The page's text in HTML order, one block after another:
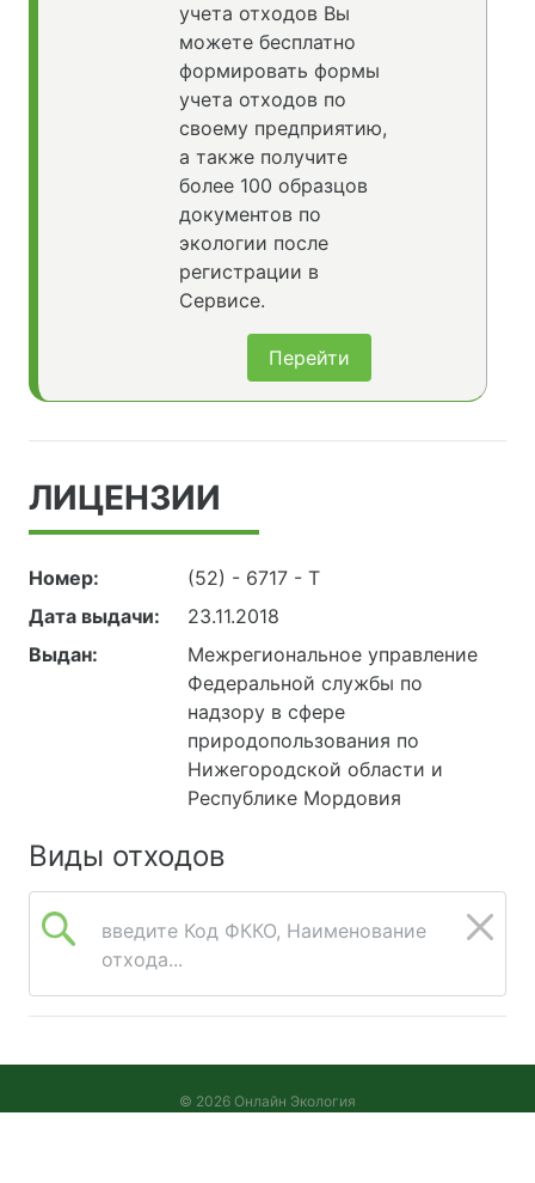
учета отходов Вы
можете бесплатно
формировать формы
учета отходов по
своему предприятию,
а также получите
более 100 образцов
документов по
экологии после
регистрации в
Сервисе.
Перейти
ЛИЦЕНЗИИ
Номер:
(52) - 6717 - Т
Дата выдачи:
23.11.2018
Выдан:
Межрегиональное управление
Федеральной службы по
надзору в сфере
природопользования по
Нижегородской области и
Республике Мордовия
Виды отходов
введите Код ФККО, Наименование
отхода...
© 2026 Онлайн Экология